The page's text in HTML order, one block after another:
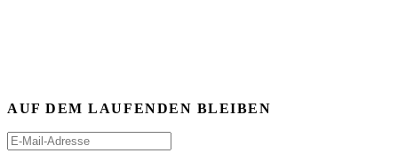
AUF DEM LAUFENDEN BLEIBEN
E-